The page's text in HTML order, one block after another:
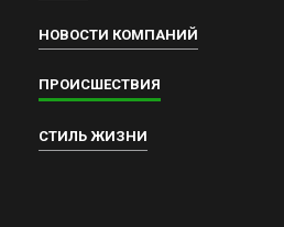
НОВОСТИ КОМПАНИЙ
ПРОИСШЕСТВИЯ
СТИЛЬ ЖИЗНИ